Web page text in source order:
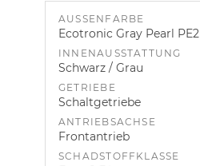
AUSSENFARBE
Ecotronic Gray Pearl PE2
INNENAUSSTATTUNG
Schwarz / Grau
GETRIEBE
Schaltgetriebe
ANTRIEBSACHSE
Frontantrieb
SCHADSTOFFKLASSE